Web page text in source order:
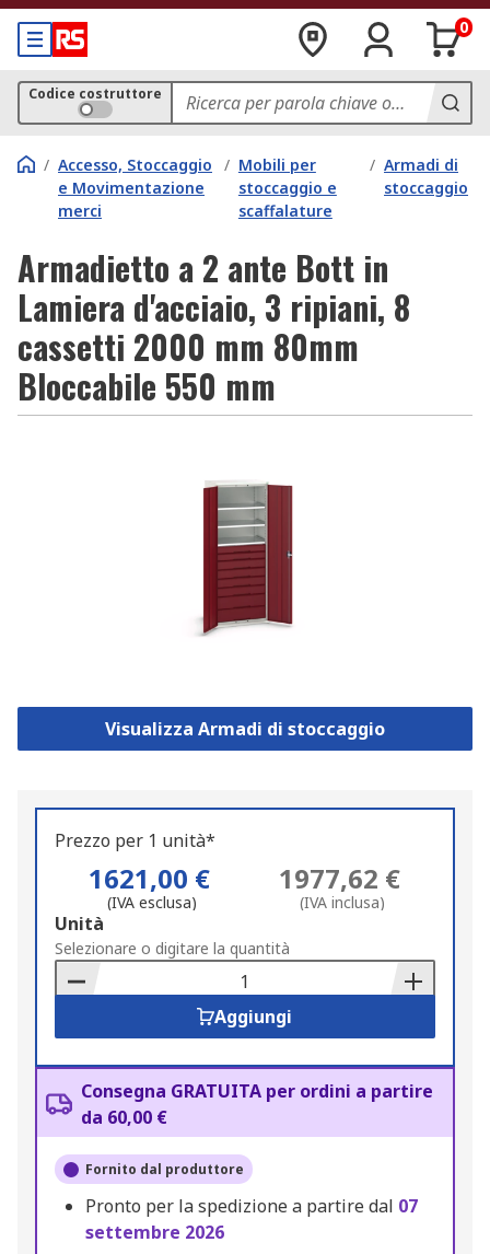
0
Codice costruttore
/ Accesso, Stoccaggio
e Movimentazione
merci
/ Mobili per
stoccaggio e
scaffalature
/ Armadi di
stoccaggio
Armadietto a 2 ante Bott in
Lamiera d'acciaio, 3 ripiani, 8
cassetti 2000 mm 80mm
Bloccabile 550 mm
Visualizza Armadi di stoccaggio
Prezzo per 1 unità*
1621,00 €
(IVA esclusa)
1977,62 €
(IVA inclusa)
Add
to
Basket
Unità
Selezionare o digitare la quantità
Aggiungi
Consegna GRATUITA per ordini a partire
da 60,00 €
Fornito dal produttore
Pronto per la spedizione a partire dal 07
settembre 2026